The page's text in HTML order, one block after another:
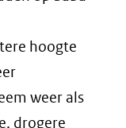
hoogte
weer als
drogere